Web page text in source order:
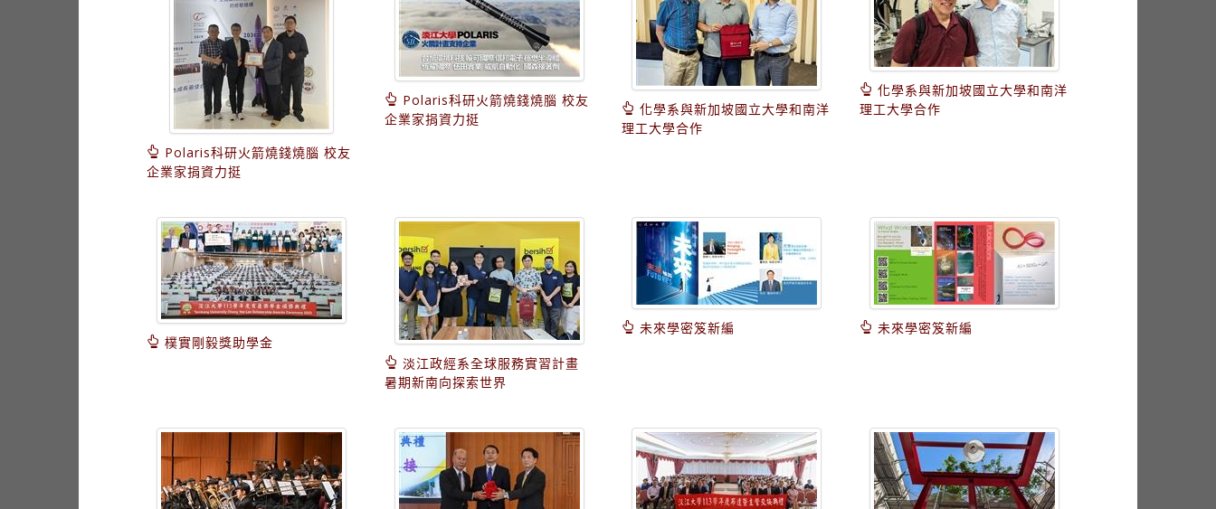
Polaris科研火箭燒錢燒腦 校友
企業家捐資力挺
Polaris科研火箭燒錢燒腦 校友
企業家捐資力挺
化學系與新加坡國立大學和南洋
理工大學合作
化學系與新加坡國立大學和南洋
理工大學合作
樸實剛毅獎助學金
淡江政經系全球服務實習計畫
暑期新南向探索世界
未來學密笈新編 未來學密笈新編